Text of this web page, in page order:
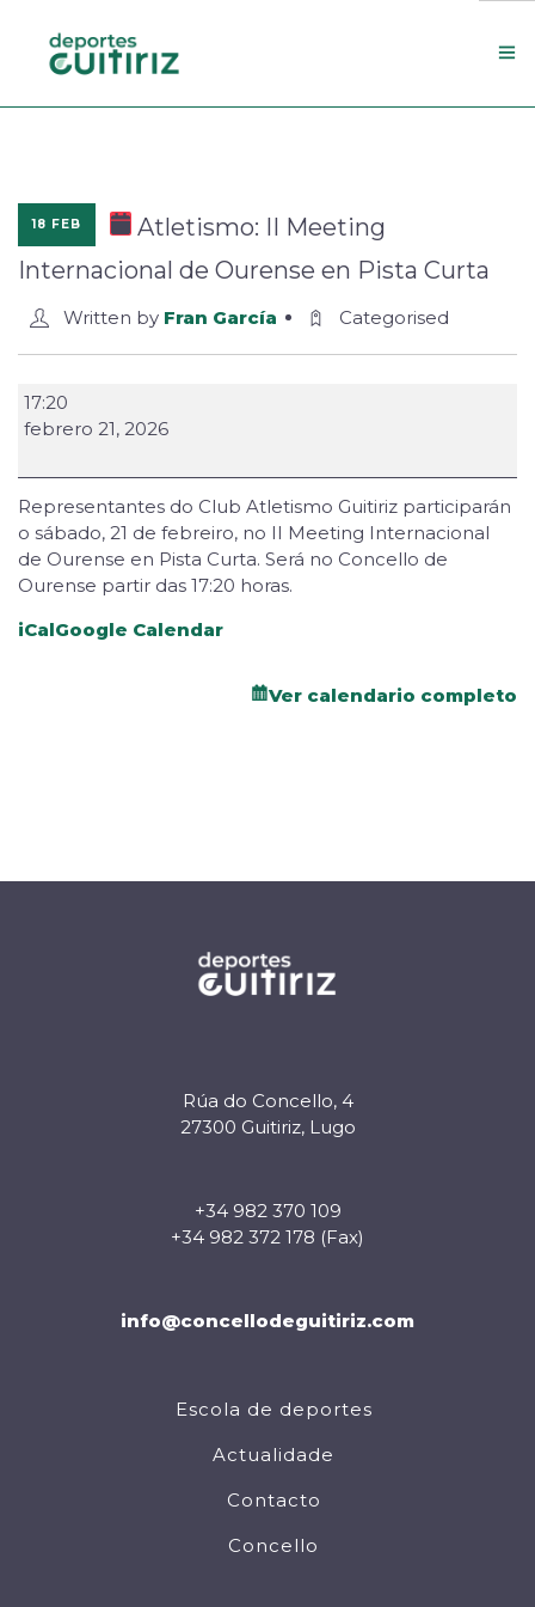
Actualidade
Contacto
Concello
18 FEB
Atletismo: II Meeting
Internacional de Ourense en Pista Curta
Written by Fran García Categorised
17:20
febrero 21, 2026
Representantes do Club Atletismo Guitiriz participarán
o sábado, 21 de febreiro, no II Meeting Internacional
de Ourense en Pista Curta. Será no Concello de
Ourense partir das 17:20 horas.
iCalGoogle Calendar
Ver calendario completo
Rúa do Concello, 4
27300 Guitiriz, Lugo
+34 982 370 109
+34 982 372 178 (Fax)
info@concellodeguitiriz.com
Escola de deportes
Actualidade
Contacto
Concello